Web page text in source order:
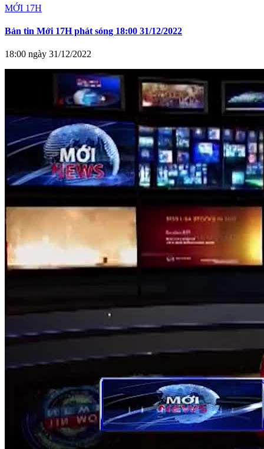
MỚI 17H
Bản tin Mới 17H phát sóng 18:00 31/12/2022
18:00 ngày 31/12/2022